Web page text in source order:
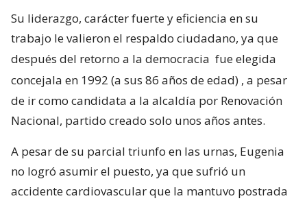
Su liderazgo, carácter fuerte y eficiencia en su
trabajo le valieron el respaldo ciudadano, ya que
después del retorno a la democracia fue elegida
concejala en 1992 (a sus 86 años de edad) , a pesar
de ir como candidata a la alcaldía por Renovación
Nacional, partido creado solo unos años antes.
A pesar de su parcial triunfo en las urnas, Eugenia
no logró asumir el puesto, ya que sufrió un
accidente cardiovascular que la mantuvo postrada